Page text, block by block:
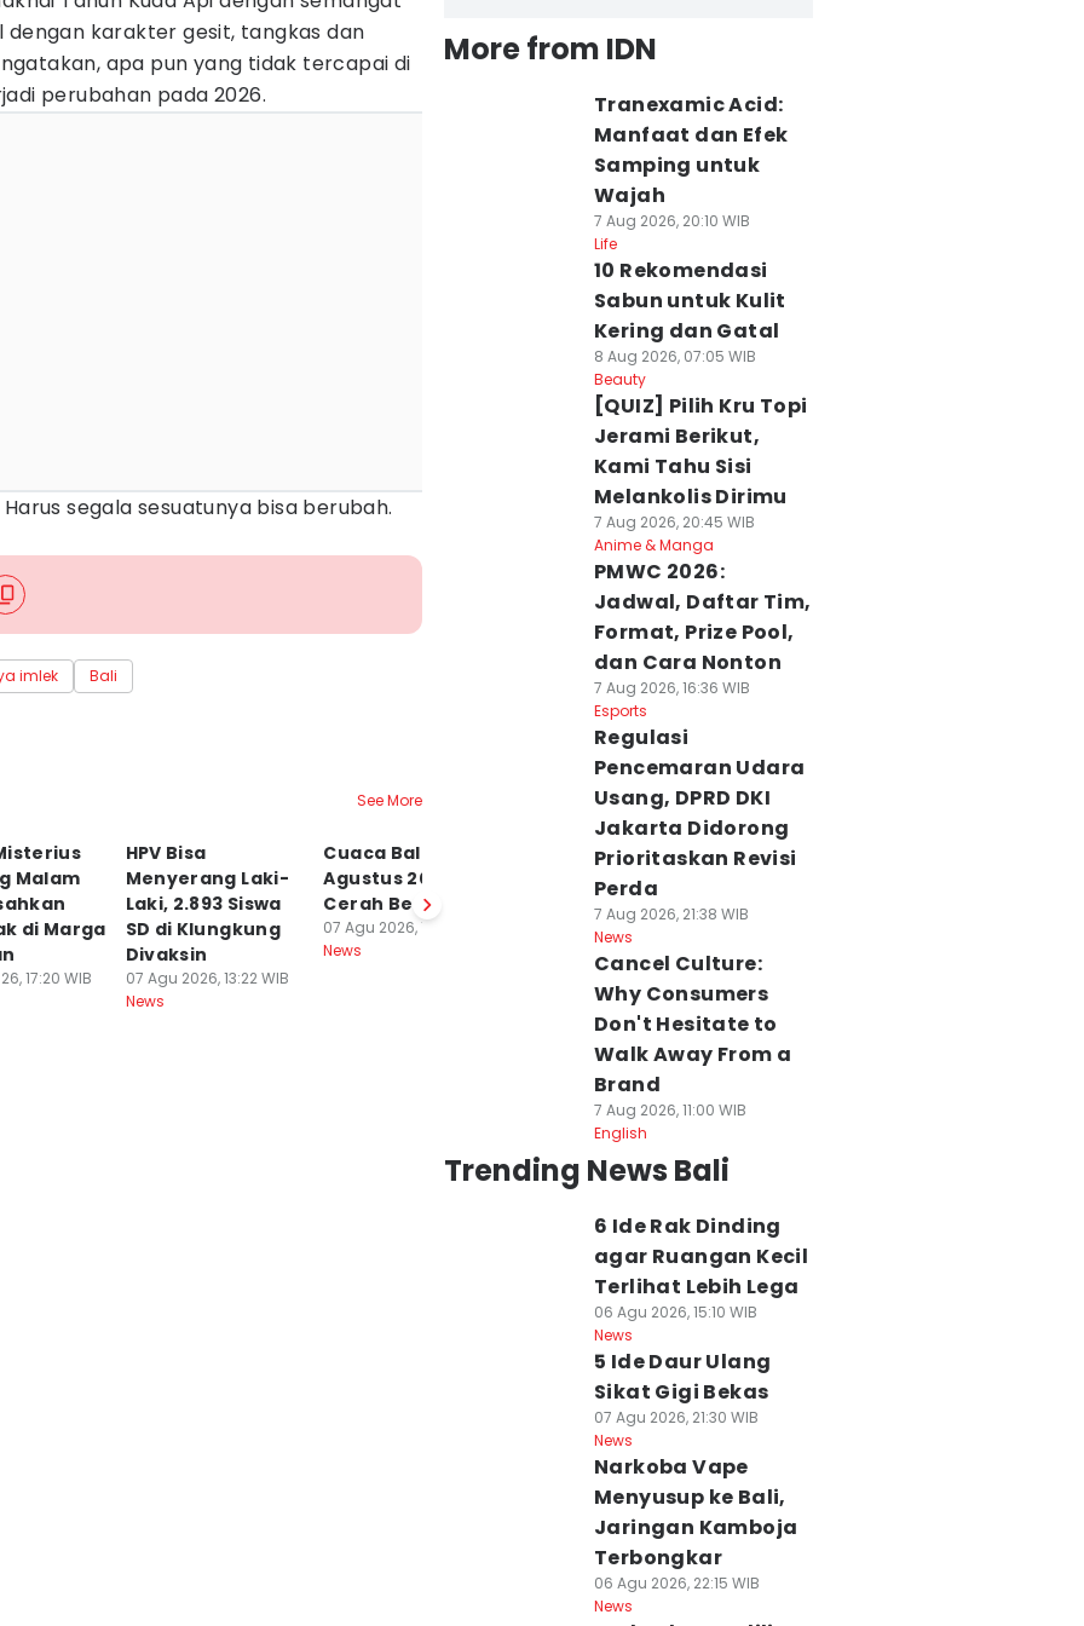
dengan karakter gesit, tangkas dan
apa pun yang tidak tercapai di
perubahan pada 2026.
segala sesuatunya bisa berubah.
imlek Bali
See More
Malam
di Marga
17:20 WIB
HPV Bisa
Menyerang Laki-
Laki, 2.893 Siswa
SD di Klungkung
Divaksin
07 Agu 2026, 13:22 WIB
News
Cuaca Bali 7
Agustus 2026
Cerah Berawan
07 Agu 2026, 10:47 WIB
News
Narkoba Vape
Menyusup ke Bali,
Jaringan Kamboja
Terbongkar
06 Agu 2026, 22:15 WIB
Polresta Denpasar
Pelaku Penusukan
News
More from IDN
Tranexamic Acid:
Manfaat dan Efek
Samping untuk
Wajah
7 Aug 2026, 20:10 WIB
Life
10 Rekomendasi
Sabun untuk Kulit
Kering dan Gatal
8 Aug 2026, 07:05 WIB
Beauty
[QUIZ] Pilih Kru Topi
Jerami Berikut,
Kami Tahu Sisi
Melankolis Dirimu
7 Aug 2026, 20:45 WIB
Anime & Manga
PMWC 2026:
Jadwal, Daftar Tim,
Format, Prize Pool,
dan Cara Nonton
7 Aug 2026, 16:36 WIB
Esports
Regulasi
Pencemaran Udara
Usang, DPRD DKI
Jakarta Didorong
Prioritaskan Revisi
Perda
7 Aug 2026, 21:38 WIB
News
Cancel Culture:
Why Consumers
Don't Hesitate to
Walk Away From a
Brand
7 Aug 2026, 11:00 WIB
English
Trending News Bali
6 Ide Rak Dinding
agar Ruangan Kecil
Terlihat Lebih Lega
06 Agu 2026, 15:10 WIB
News
5 Ide Daur Ulang
Sikat Gigi Bekas
07 Agu 2026, 21:30 WIB
News
Narkoba Vape
Menyusup ke Bali,
Jaringan Kamboja
Terbongkar
06 Agu 2026, 22:15 WIB
News